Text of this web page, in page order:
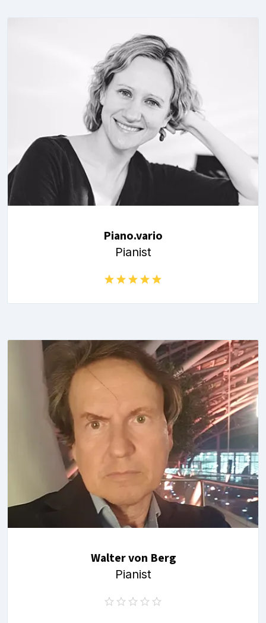
Piano.vario
Pianist
Walter von Berg
Pianist